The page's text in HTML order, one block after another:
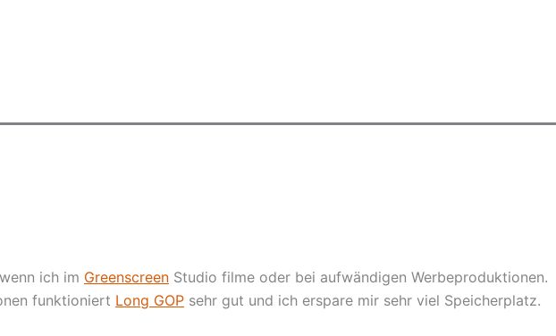
ich im Greenscreen Studio filme oder bei aufwändigen Werbeproduktionen.
funktioniert Long GOP sehr gut und ich erspare mir sehr viel Speicherplatz.